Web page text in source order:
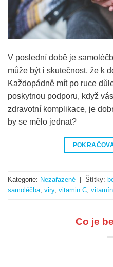
V poslední době je
může být i skutečnost, že k
Každopádně mít po ruce
poskytnou podporu, když
zdravotní komplikace, je
by se mělo jednat?
Kategorie: Nezařazené Štítky:
samoléčba, viry, vitamin C,
Co je